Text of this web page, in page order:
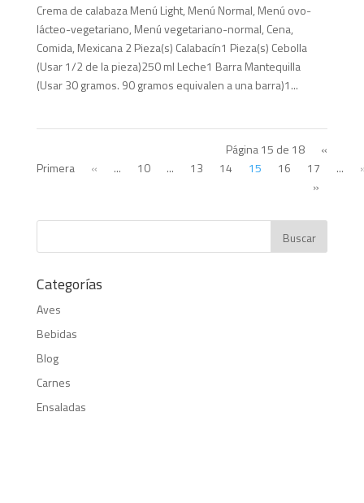
Crema de calabaza Menú Light, Menú Normal, Menú ovo-
lácteo-vegetariano, Menú vegetariano-normal, Cena,
Comida, Mexicana 2 Pieza(s) Calabacín1 Pieza(s) Cebolla
(Usar 1/2 de la pieza)250 ml Leche1 Barra Mantequilla
(Usar 30 gramos. 90 gramos equivalen a una barra)1...
Página 15 de 18
«
Primera
« ... 10 ... 13 14 15 16 17 ...
»
Categorías
Aves
Bebidas
Blog
Carnes
Ensaladas